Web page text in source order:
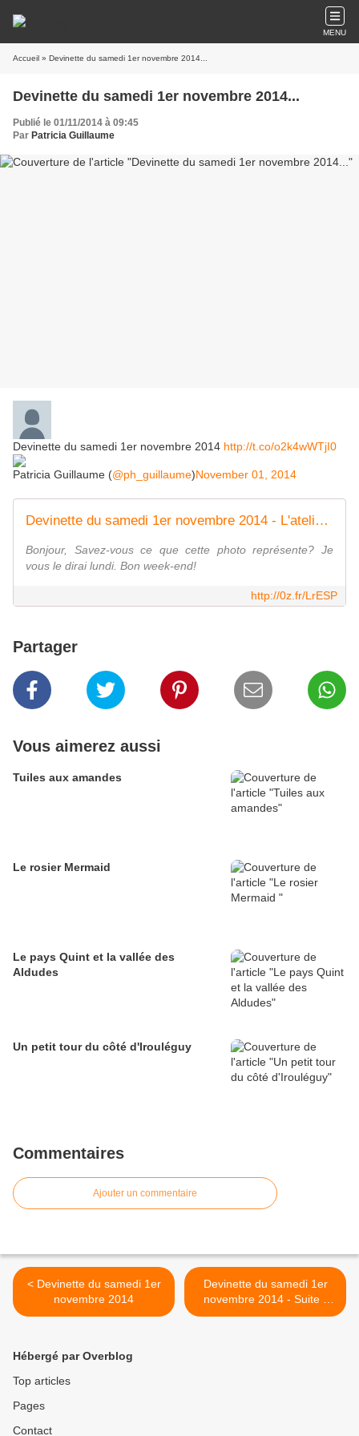
MENU
Accueil » Devinette du samedi 1er novembre 2014...
Devinette du samedi 1er novembre 2014...
Publié le 01/11/2014 à 09:45
Par Patricia Guillaume
Devinette du samedi 1er novembre 2014 http://t.co/o2k4wWTjI0
Patricia Guillaume (@ph_guillaume)November 01, 2014
Devinette du samedi 1er novembre 2014 - L'atelier des couleurs
Bonjour, Savez-vous ce que cette photo représente? Je
vous le dirai lundi. Bon week-end!
http://0z.fr/LrESP
Partager
Vous aimerez aussi
Tuiles aux amandes
Le rosier Mermaid
Le pays Quint et la vallée des
Aldudes
Un petit tour du côté d'Irouléguy
Commentaires
Ajouter un commentaire
< Devinette du samedi 1er
novembre 2014
Devinette du samedi 1er
novembre 2014 - Suite -
Quillan >
Hébergé par Overblog
Top articles
Pages
Contact